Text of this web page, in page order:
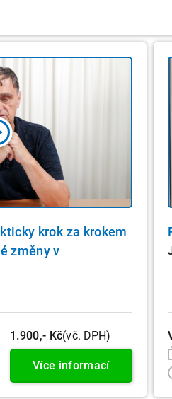
krok za krokem
změny v
1.900,- Kč(vč. DPH)
Více informací